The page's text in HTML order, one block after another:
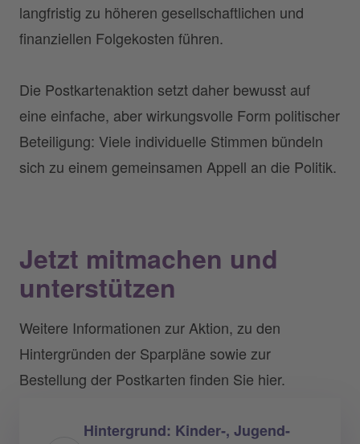
langfristig zu höheren gesellschaftlichen und
finanziellen Folgekosten führen.
Die Postkartenaktion setzt daher bewusst auf
eine einfache, aber wirkungsvolle Form politischer
Beteiligung: Viele individuelle Stimmen bündeln
sich zu einem gemeinsamen Appell an die Politik.
Jetzt mitmachen und
unterstützen
Weitere Informationen zur Aktion, zu den
Hintergründen der Sparpläne sowie zur
Bestellung der Postkarten finden Sie hier.
Hintergrund: Kinder‑, Jugend-